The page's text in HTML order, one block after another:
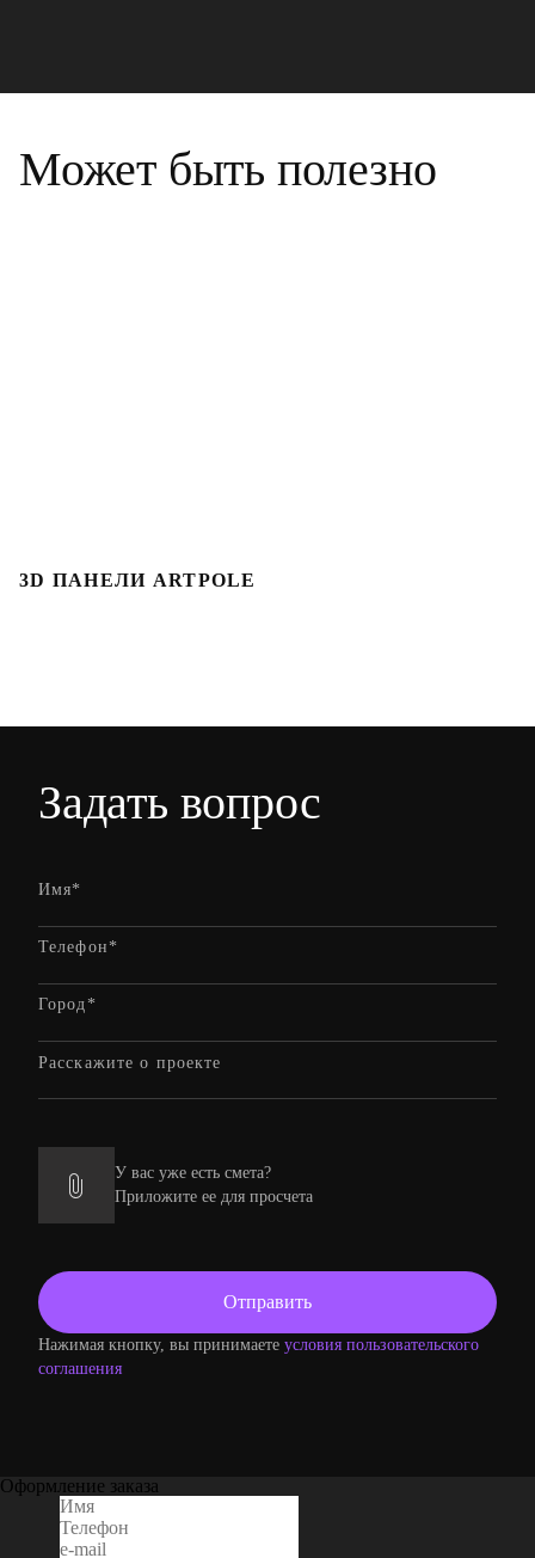
Может быть полезно
3D ПАНЕЛИ ARTPOLE
Задать вопрос
У вас уже есть смета?
Приложите ее для просчета
Нажимая кнопку, вы принимаете условия пользовательского
соглашения
Оформление заказа